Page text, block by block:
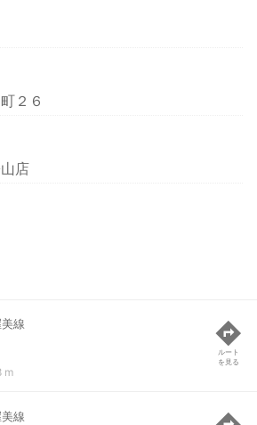
２６
店
線
m
ルート
を見る
線